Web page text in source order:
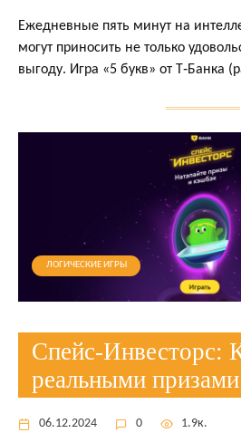
Ежедневные пять минут на
могут приносить не только
выгоду. Игра «5 букв» от Т‑Банка
ЛОГИЧЕСКИЕ ИГРЫ
Спейс-Инвесторс:
реальными призами
06.12.2024 0 1.9к.